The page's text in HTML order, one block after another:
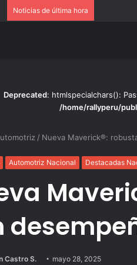
Noticias de última hora
Deprecated: htmlspecialchars():
/home/rallyperu/
/ Nueva Maverick®:
Automotriz Nacional Destacadas
Castro S. mayo 28, 2025